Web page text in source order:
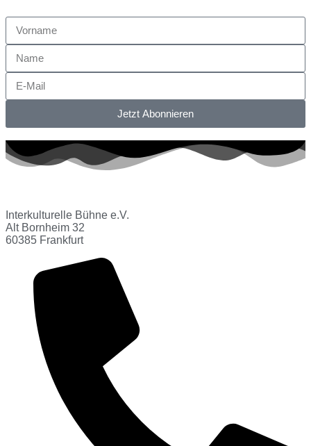
Jetzt Abonnieren
Interkulturelle Bühne e.V.
Alt Bornheim 32
60385 Frankfurt